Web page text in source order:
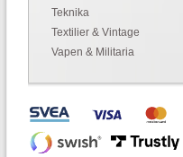
Teknika
Textilier & Vintage
Vapen & Militaria